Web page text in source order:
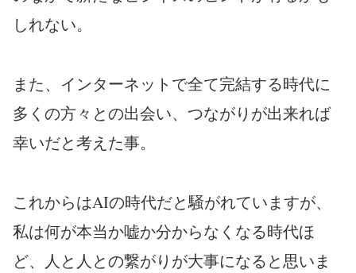
しれない。
また、インターネットで全て完結する時代に
多くの方々との出会い、つながりが出来れば
幸いだと考えた事。
これからはAIの時代だと騒がれていますが、
私は何が本当か嘘か分からなくなる時代ほ
ど、人と人との繋がりが大事になると思いま